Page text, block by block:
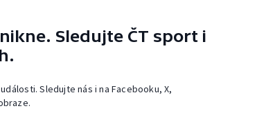
Sledujte ČT sport i
Sledujte nás i na Facebooku, X,